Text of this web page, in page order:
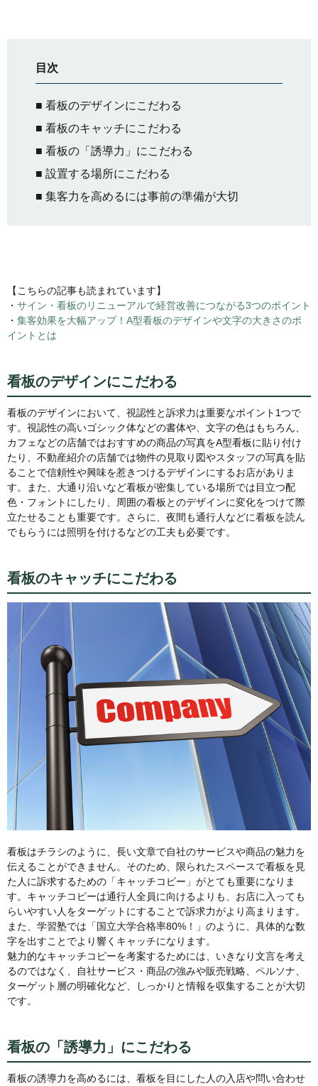
目次
■ 看板のデザインにこだわる
■ 看板のキャッチにこだわる
■ 看板の「誘導力」にこだわる
■ 設置する場所にこだわる
■ 集客力を高めるには事前の準備が大切
【こちらの記事も読まれています】
・ サイン・看板のリニューアルで経営改善につながる3つのポイント
・ 集客効果を大幅アップ！A型看板のデザインや文字の大きさのポ
イントとは
看板のデザインにこだわる
看板のデザインにおいて、視認性と訴求力は重要なポイント1つで
す。視認性の高いゴシック体などの書体や、文字の色はもちろん、
カフェなどの店舗ではおすすめの商品の写真をA型看板に貼り付け
たり、不動産紹介の店舗では物件の見取り図やスタッフの写真を貼
ることで信頼性や興味を惹きつけるデザインにするお店がありま
す。また、大通り沿いなど看板が密集している場所では目立つ配
色・フォントにしたり、周囲の看板とのデザインに変化をつけて際
立たせることも重要です。さらに、夜間も通行人などに看板を読ん
でもらうには照明を付けるなどの工夫も必要です。
看板のキャッチにこだわる
看板はチラシのように、長い文章で自社のサービスや商品の魅力を
伝えることができません。そのため、限られたスペースで看板を見
た人に訴求するための「キャッチコピー」がとても重要になりま
す。キャッチコピーは通行人全員に向けるよりも、お店に入っても
らいやすい人をターゲットにすることで訴求力がより高まります。
また、学習塾では「国立大学合格率80%！」のように、具体的な数
字を出すことでより響くキャッチになります。
魅力的なキャッチコピーを考案するためには、いきなり文言を考え
るのではなく、自社サービス・商品の強みや販売戦略、ペルソナ、
ターゲット層の明確化など、しっかりと情報を収集することが大切
です。
看板の「誘導力」にこだわる
看板の誘導力を高めるには、看板を目にした人の入店や問い合わせ